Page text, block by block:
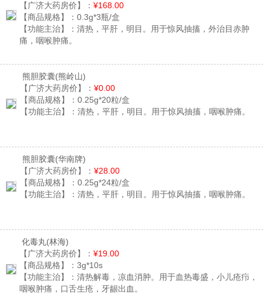
【广济大药房价】： ¥168.00
【商品规格】： 0.3g*3瓶/盒
【功能主治】： 清热，平肝，明目。用于惊风抽搐，外治目赤肿
痛，咽喉肿痛。
熊胆胶囊(熊岭山)
【广济大药房价】： ¥0.00
【商品规格】： 0.25g*20粒/盒
【功能主治】： 清热，平肝，明目。用于惊风抽搐，咽喉肿痛。
熊胆胶囊(华南牌)
【广济大药房价】： ¥28.00
【商品规格】： 0.25g*24粒/盒
【功能主治】： 清热，平肝，明目。用于惊风抽搐，咽喉肿痛。
化毒丸(林海)
【广济大药房价】： ¥19.00
【商品规格】： 3g*10s
【功能主治】： 清热解毒，凉血消肿。用于血热毒盛，小儿疮疖，
咽喉肿痛，口舌生疮，牙龈出血。